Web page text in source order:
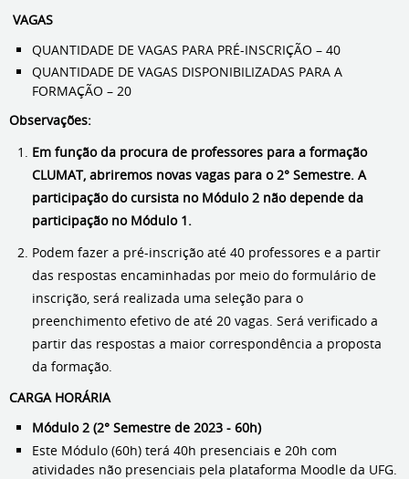
VAGAS
QUANTIDADE DE VAGAS PARA PRÉ-INSCRIÇÃO – 40
QUANTIDADE DE VAGAS DISPONIBILIZADAS PARA A
FORMAÇÃO – 20
Observações:
Em função da procura de professores para a formação
CLUMAT, abriremos novas vagas para o 2° Semestre. A
participação do cursista no Módulo 2 não depende da
participação no Módulo 1.
Podem fazer a pré-inscrição até 40 professores e a partir
das respostas encaminhadas por meio do formulário de
inscrição, será realizada uma seleção para o
preenchimento efetivo de até 20 vagas. Será verificado a
partir das respostas a maior correspondência a proposta
da formação.
CARGA HORÁRIA
Módulo 2 (2° Semestre de 2023 - 60h)
Este Módulo (60h) terá 40h presenciais e 20h com
atividades não presenciais pela plataforma Moodle da UFG.